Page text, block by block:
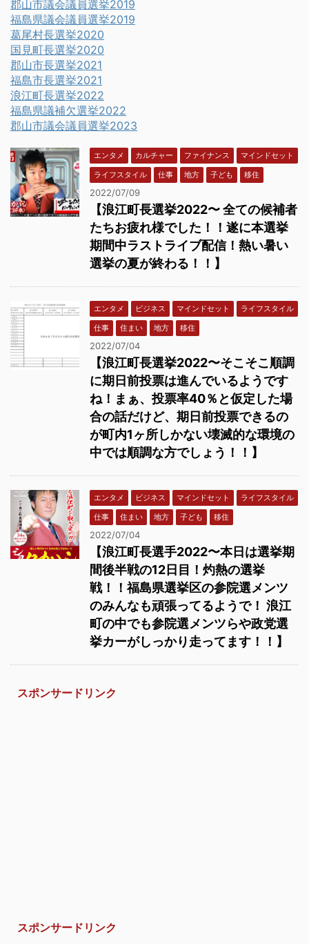
郡山市議会議員選挙2019
福島県議会議員選挙2019
葛尾村長選挙2020
国見町長選挙2020
郡山市長選挙2021
福島市長選挙2021
浪江町長選挙2022
福島県議補欠選挙2022
郡山市議会議員選挙2023
エンタメ カルチャー ファイナンス
マインドセット
ライフスタイル
仕事 地方 子ども 移住
2022/07/09
【浪江町長選挙2022〜 全ての候補者
たちお疲れ様でした！！遂に本選挙
期間中ラストライブ配信！熱い暑い
選挙の夏が終わる！！】
エンタメ ビジネス マインドセット
ライフスタイル
仕事
住まい 地方 移住
2022/07/04
【浪江町長選挙2022〜そこそこ順調
に期日前投票は進んでいるようです
ね！まぁ、投票率40％と仮定した場
合の話だけど、期日前投票できるの
が町内1ヶ所しかない壊滅的な環境の
中では順調な方でしょう！！】
エンタメ ビジネス マインドセット
ライフスタイル
仕事
住まい 地方 子ども 移住
2022/07/04
【浪江町長選手2022〜本日は選挙期
間後半戦の12日目！灼熱の選挙
戦！！福島県選挙区の参院選メンツ
のみんなも頑張ってるようで！ 浪江
町の中でも参院選メンツらや政党選
挙カーがしっかり走ってます！！】
スポンサードリンク
スポンサードリンク